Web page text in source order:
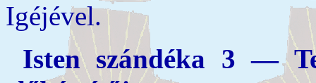
Igéjével.
Isten szándéka 3 —